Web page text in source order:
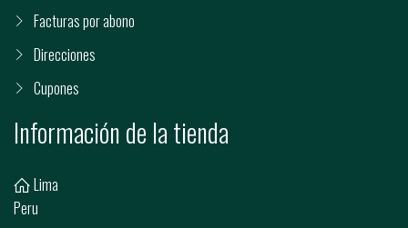
Facturas por abono
Direcciones
Cupones
Información de la tienda
Lima
Peru